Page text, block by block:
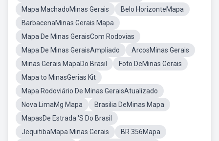
Mapa MachadoMinas Gerais
Belo HorizonteMapa
BarbacenaMinas Gerais Mapa
Mapa De Minas GeraisCom Rodovias
Mapa De Minas GeraisAmpliado
ArcosMinas Gerais
Minas Gerais MapaDo Brasil
Foto DeMinas Gerais
Mapa to MinasGerias Kit
Mapa Rodoviário De Minas GeraisAtualizado
Nova LimaMg Mapa
Brasilia DeMinas Mapa
MapasDe Estrada 'S Do Brasil
JequitibaMapa Minas Gerais
BR 356Mapa